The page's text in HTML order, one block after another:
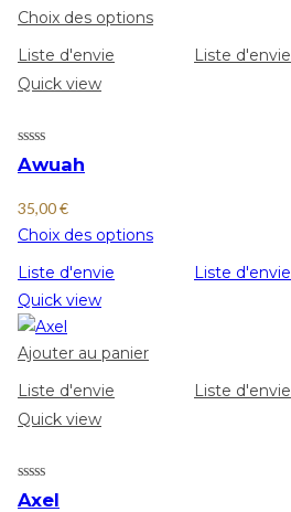
Choix des options
Liste d'envie
Liste d'envie
Quick view
Awuah
35,00€
Choix des options
Liste d'envie
Liste d'envie
Quick view
Ajouter au panier
Liste d'envie
Liste d'envie
Quick view
Axel